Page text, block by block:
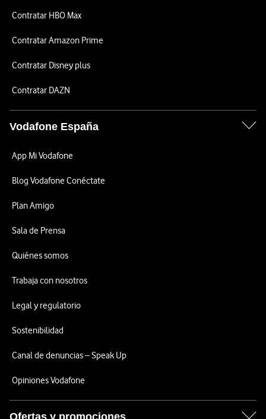
Contratar HBO Max
Contratar Amazon Prime
Contratar Disney plus
Contratar DAZN
Vodafone España
App Mi Vodafone
Blog Vodafone Conéctate
Plan Amigo
Sala de Prensa
Quiénes somos
Trabaja con nosotros
Legal y regulatorio
Sostenibilidad
Canal de denuncias – Speak Up
Opiniones Vodafone
Ofertas y promociones